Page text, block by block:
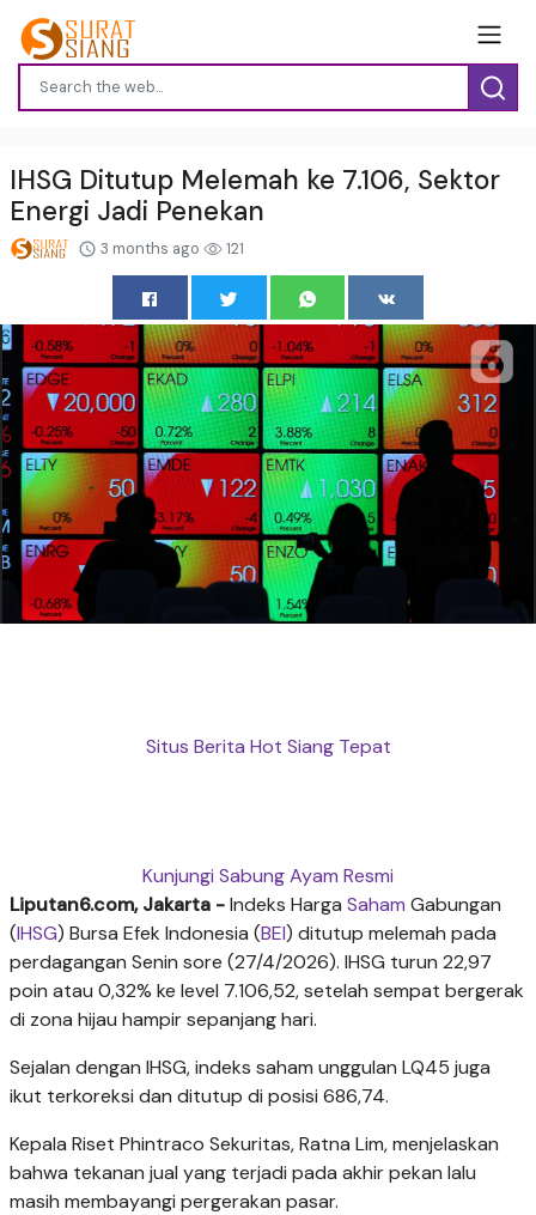
IHSG Ditutup Melemah ke 7.106, Sektor
Energi Jadi Penekan
3 months ago 121
Situs Berita Hot Siang Tepat
Kunjungi Sabung Ayam Resmi
Liputan6.com, Jakarta -Indeks Harga Saham Gabungan
(IHSG) Bursa Efek Indonesia (BEI) ditutup melemah pada
perdagangan Senin sore (27/4/2026). IHSG turun 22,97
poin atau 0,32% ke level 7.106,52, setelah sempat bergerak
di zona hijau hampir sepanjang hari.
Sejalan dengan IHSG, indeks saham unggulan LQ45 juga
ikut terkoreksi dan ditutup di posisi 686,74.
Kepala Riset Phintraco Sekuritas, Ratna Lim, menjelaskan
bahwa tekanan jual yang terjadi pada akhir pekan lalu
masih membayangi pergerakan pasar.